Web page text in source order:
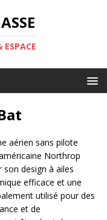
aérien sans pilote
Northrop
son design à ailes
efficace et une
utilisé pour des
et de